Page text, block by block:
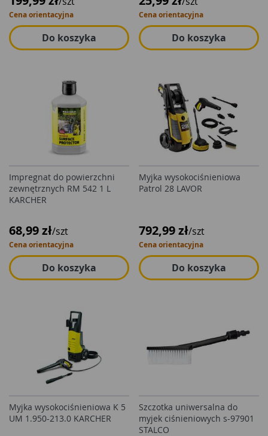
Cena orientacyjna
Do koszyka
Cena orientacyjna
Do koszyka
Impregnat do powierzchni
zewnętrznych RM 542 1 L
KARCHER
68,99 zł/szt
Cena orientacyjna
Do koszyka
Myjka wysokociśnieniowa
Patrol 28 LAVOR
792,99 zł/szt
Cena orientacyjna
Do koszyka
Myjka wysokociśnieniowa K 5
UM 1.950-213.0 KARCHER
Szczotka uniwersalna do
myjek ciśnieniowych s-97901
STALCO